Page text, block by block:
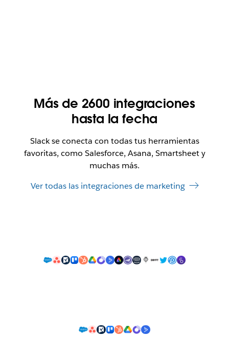
Más de 2600 integraciones
hasta la fecha
Slack se conecta con todas tus herramientas
favoritas, como Salesforce, Asana, Smartsheet y
muchas más.
Ver todas las integraciones de marketing